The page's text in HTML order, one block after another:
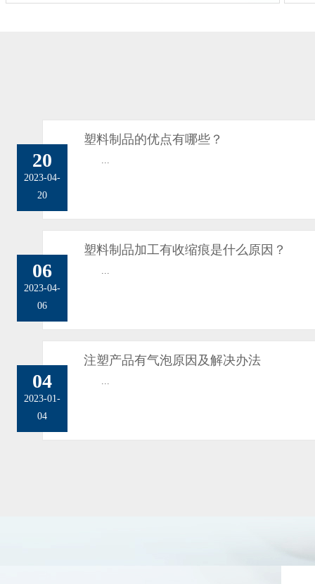
20
2023-04-
20
塑料制品的优点有哪些？
06
2023-04-
06
塑料制品加工有收缩痕是什么原因？
04
2023-01-
04
注塑产品有气泡原因及解决办法